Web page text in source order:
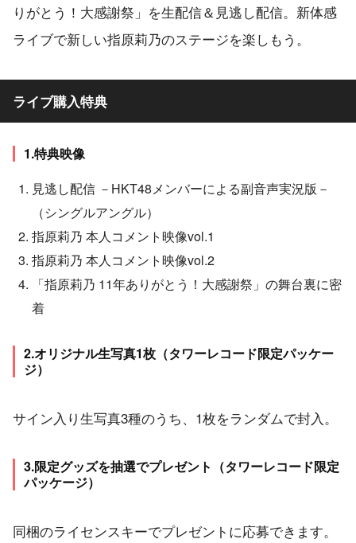
りがとう！大感謝祭」を生配信＆見逃し配信。新体感
ライブで新しい指原莉乃のステージを楽しもう。
ライブ購入特典
1.特典映像
見逃し配信 －HKT48メンバーによる副音声実況版－
（シングルアングル）
指原莉乃 本人コメント映像vol.1
指原莉乃 本人コメント映像vol.2
「指原莉乃 11年ありがとう！大感謝祭」の舞台裏に密
着
2.オリジナル生写真1枚（タワーレコード限定パッケー
ジ）
サイン入り生写真3種のうち、1枚をランダムで封入。
3.限定グッズを抽選でプレゼント（タワーレコード限定
パッケージ）
同梱のライセンスキーでプレゼントに応募できます。